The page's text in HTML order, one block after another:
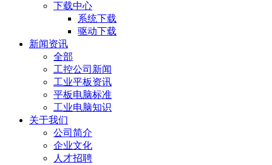
下载中心
系统下载
驱动下载
新闻资讯
全部
工控公司新闻
工业平板资讯
平板电脑标准
工业电脑知识
关于我们
公司简介
企业文化
人才招聘